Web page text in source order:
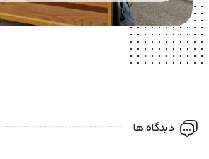
دیدگاه ها